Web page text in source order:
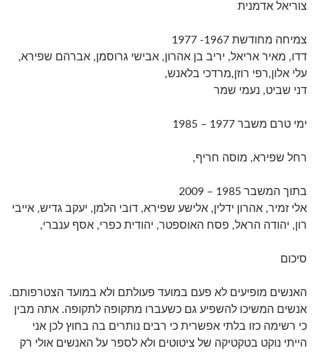
צוריאל אדמנית
צמיחה מחודשת 1967- 1977
דדו, מאיר אריאל, יריב בן אהרון, אבישי גרוסמן, אברהם שפירא,
עלי אלון,רפי רוזן,מרדכי בלאנש,
דני שביט, נעמי שמר
ימי טרם משבר 1977 – 1985
רחל שפירא, מוסה חריף,
בתוך המשבר 1985 – 2009
אלי זמיר, אהרון ידלין, אלישע שפירא, דובי הלמן, יעקב גדיש, אייבי
רון, יהודה הראל, פסח האוספטר, יהודית כפרי, אסף ענברי,
סיכום
האנשים מופיעים לא פעם במועד פעולתם ולא במועד הצטרפותם.
אנשים המשיכו להשפיע גם כשעברו מתקופה לתקופה. אתה מבין
כי רשימה כזו בלתי אפשרית כי רבים נותרים בה בחוץ לכן אני
הייתי נוקט בטקטיקה של ציטוטים ולא לספר על האנשים אולי רק